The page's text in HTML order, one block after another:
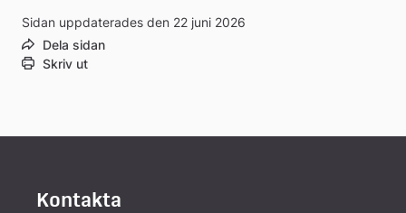
Sidan uppdaterades den 22 juni 2026
Dela sidan
Skriv ut
Kontakta